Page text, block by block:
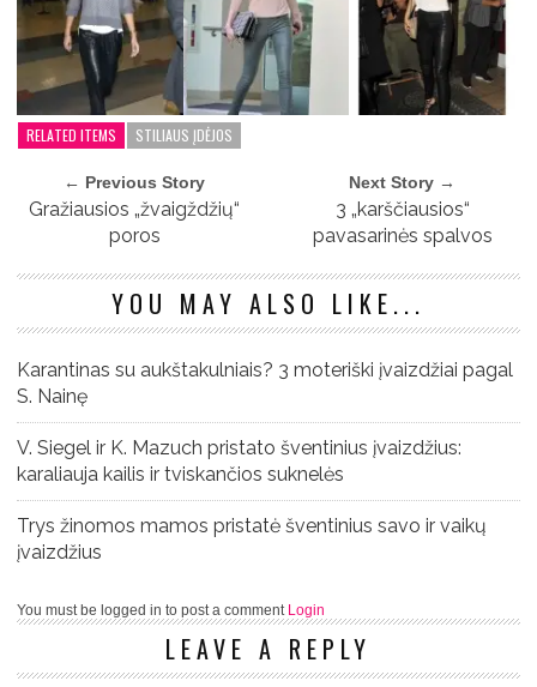
RELATED ITEMS STILIAUS ĮDĖJOS
← Previous Story
Gražiausios „žvaigždžių“
poros
Next Story →
3 „karščiausios“
pavasarinės spalvos
YOU MAY ALSO LIKE...
Karantinas su aukštakulniais? 3 moteriški įvaizdžiai pagal
S. Nainę
V. Siegel ir K. Mazuch pristato šventinius įvaizdžius:
karaliauja kailis ir tviskančios suknelės
Trys žinomos mamos pristatė šventinius savo ir vaikų
įvaizdžius
You must be logged in to post a comment Login
LEAVE A REPLY